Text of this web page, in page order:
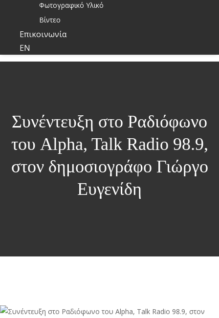
Φωτογραφικό Υλικό
Βίντεο
Επικοινωνία
EN
Συνέντευξη στο Ραδιόφωνο
του Alpha, Talk Radio 98.9,
στον δημοσιογράφο Γιώργο
Ευγενίδη